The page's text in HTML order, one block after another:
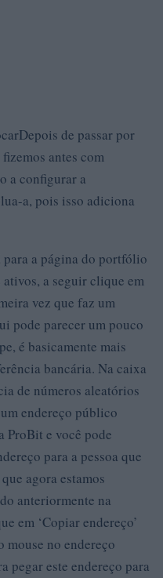
de passar por
antes com
a configurar a
a, pois isso adiciona
a página do portfólio
a seguir clique em
vez que faz um
pode parecer um pouco
é basicamente mais
bancária. Na caixa
de números aleatórios
endereço público
ProBit e você pode
para a pessoa que
agora estamos
anteriormente na
em ‘Copiar endereço’
no endereço
pegar este endereço para